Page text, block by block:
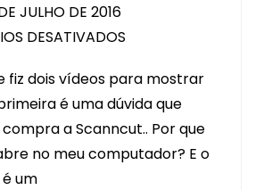
JULHO DE 2016
DESATIVADOS
TIRANDO
UMAS
DUVIDAS
SOBRE
fiz dois vídeos para mostrar
é uma dúvida que
a Scanncut.. Por que
no meu computador? E o
um